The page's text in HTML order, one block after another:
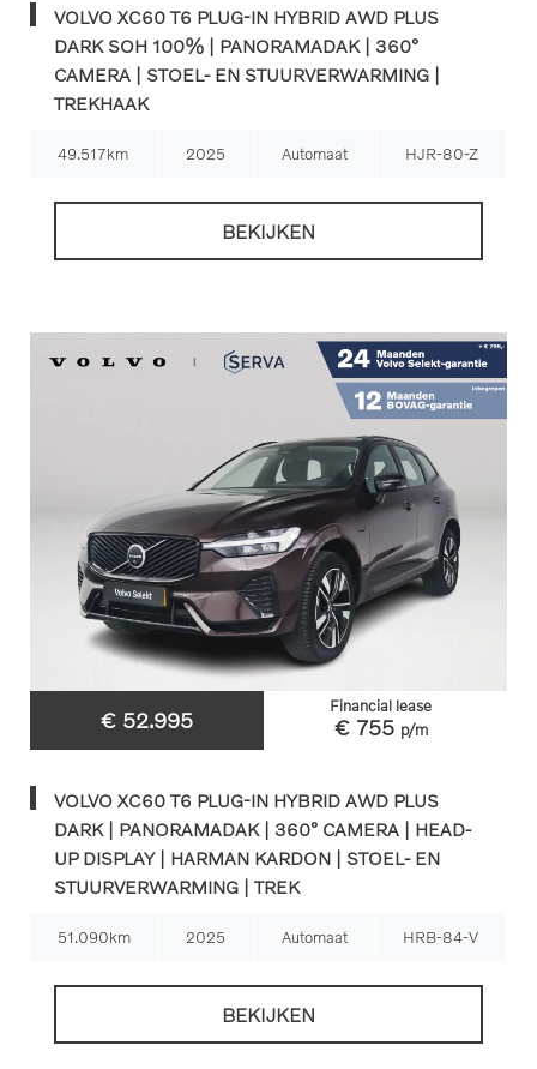
VOLVO XC60 T6 PLUG-IN HYBRID AWD PLUS
DARK SOH 100% | PANORAMADAK | 360°
CAMERA | STOEL- EN STUURVERWARMING |
TREKHAAK
49.517km 2025 Automaat HJR-80-Z
BEKIJKEN
€ 52.995
Financial lease
€ 755 p/m
VOLVO XC60 T6 PLUG-IN HYBRID AWD PLUS
DARK | PANORAMADAK | 360° CAMERA | HEAD-
UP DISPLAY | HARMAN KARDON | STOEL- EN
STUURVERWARMING | TREK
51.090km 2025 Automaat HRB-84-V
BEKIJKEN